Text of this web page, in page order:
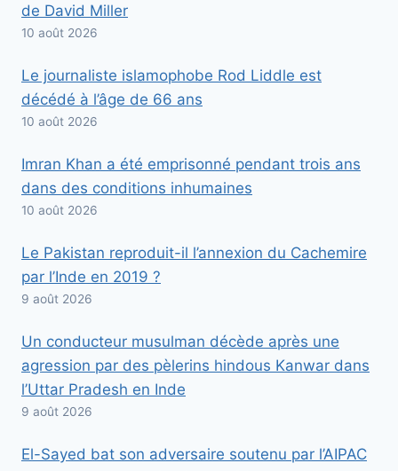
de David Miller
10 août 2026
Le journaliste islamophobe Rod Liddle est
décédé à l’âge de 66 ans
10 août 2026
Imran Khan a été emprisonné pendant trois ans
dans des conditions inhumaines
10 août 2026
Le Pakistan reproduit-il l’annexion du Cachemire
par l’Inde en 2019 ?
9 août 2026
Un conducteur musulman décède après une
agression par des pèlerins hindous Kanwar dans
l’Uttar Pradesh en Inde
9 août 2026
El-Sayed bat son adversaire soutenu par l’AIPAC